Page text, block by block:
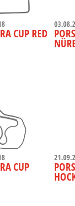
CUP RED
CUP